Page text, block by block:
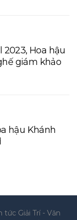
Hoa hậu
giám khảo
hậu Khánh
tức Giải Trí - Văn